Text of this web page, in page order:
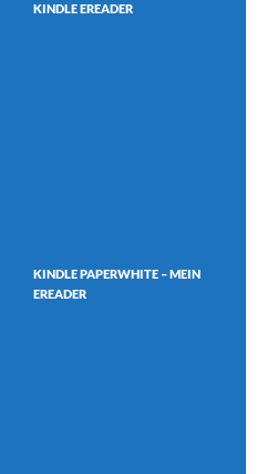
KINDLE EREADER
KINDLE PAPERWHITE – MEIN
EREADER